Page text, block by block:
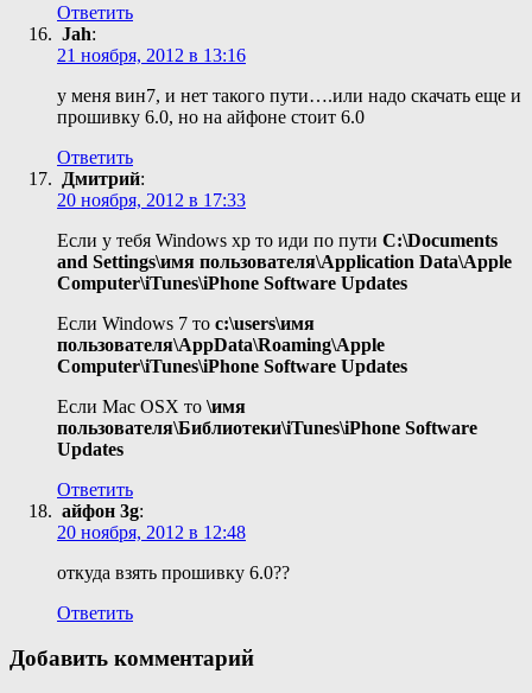
Ответить
Jah:
21 ноября, 2012 в 13:16
у меня вин7, и нет такого пути….или надо скачать еще и
прошивку 6.0, но на айфоне стоит 6.0
Ответить
Дмитрий:
20 ноября, 2012 в 17:33
Если у тебя Windows xp то иди по пути C:\Documents
and Settings\имя пользователя\Application Data\Apple
Computer\iTunes\iPhone Software Updates
Если Windows 7 то c:\users\имя
пользователя\AppData\Roaming\Apple
Computer\iTunes\iPhone Software Updates
Если Mac OSX то \имя
пользователя\Библиотеки\iTunes\iPhone Software
Updates
Ответить
айфон 3g:
20 ноября, 2012 в 12:48
откуда взять прошивку 6.0??
Ответить
Добавить комментарий